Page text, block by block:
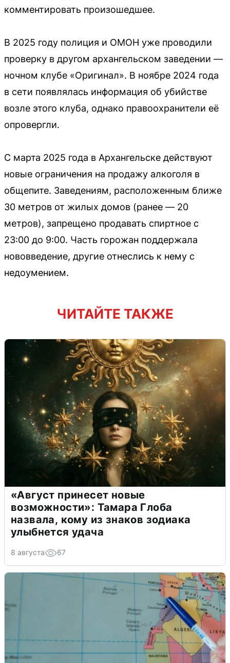
комментировать произошедшее.
В 2025 году полиция и ОМОН уже проводили
проверку в другом архангельском заведении —
ночном клубе «Оригинал». В ноябре 2024 года
в сети появлялась информация об убийстве
возле этого клуба, однако правоохранители её
опровергли.
С марта 2025 года в Архангельске действуют
новые ограничения на продажу алкоголя в
общепите. Заведениям, расположенным ближе
30 метров от жилых домов (ранее — 20
метров), запрещено продавать спиртное с
23:00 до 9:00. Часть горожан поддержала
нововведение, другие отнеслись к нему с
недоумением.
ЧИТАЙТЕ ТАКЖЕ
«Август принесет новые
возможности»: Тамара Глоба
назвала, кому из знаков зодиака
улыбнется удача
8 августа 67